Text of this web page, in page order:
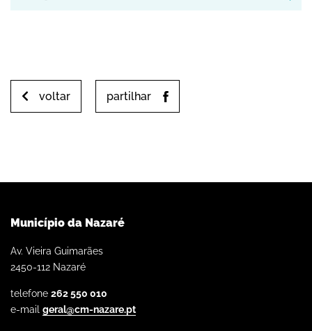
voltar partilhar
Município da Nazaré
Av. Vieira Guimarães
2450-112 Nazaré
telefone 262 550 010
e-mail geral@cm-nazare.pt